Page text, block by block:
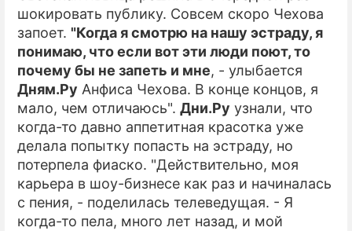
О ПРОЕКТЕ
шокировать публику. Совсем скоро Чехова
запоет. "Когда я смотрю на нашу эстраду, я
понимаю, что если вот эти люди поют, то
почему бы не запеть и мне, - улыбается
Дням.Ру Анфиса Чехова. В конце концов, я
мало, чем отличаюсь". Дни.Ру узнали, что
когда-то давно аппетитная красотка уже
делала попытку попасть на эстраду, но
потерпела фиаско. "Действительно, моя
карьера в шоу-бизнесе как раз и начиналась
с пения, - поделилась телеведущая. - Я
когда-то пела, много лет назад, и мой